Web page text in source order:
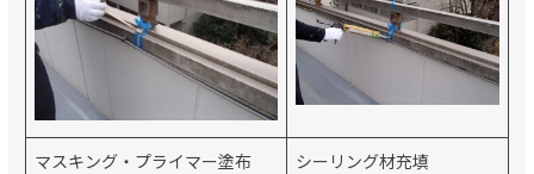
マスキング・プライマー塗布 シーリング材充填